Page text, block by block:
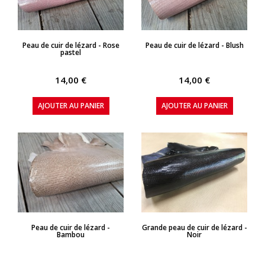
APERÇU RAPIDE
Peau de cuir de lézard - Rose
pastel
14,00 €
AJOUTER AU PANIER
APERÇU RAPIDE
Peau de cuir de lézard - Blush
14,00 €
AJOUTER AU PANIER
APERÇU RAPIDE
Peau de cuir de lézard -
Bambou
APERÇU RAPIDE
Grande peau de cuir de lézard -
Noir